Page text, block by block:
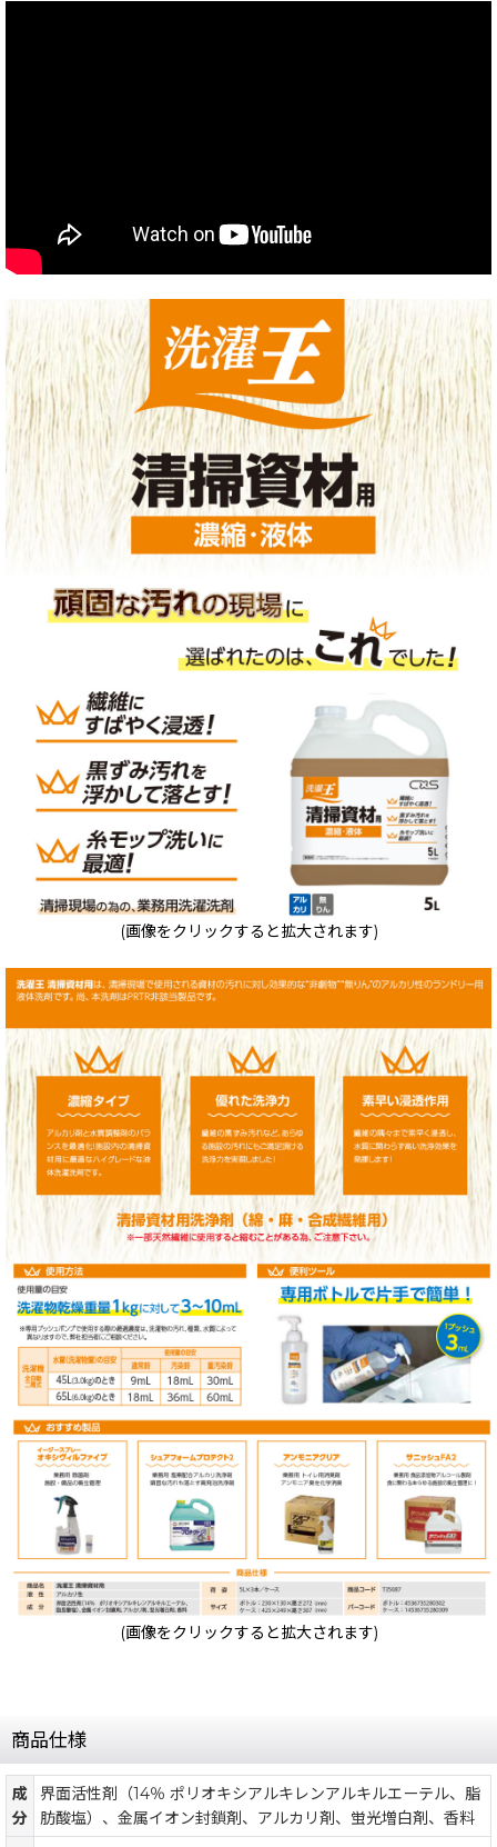
(画像をクリックすると拡大されます)
(画像をクリックすると拡大されます)
商品仕様
成
分
界面活性剤（14％ ポリオキシアルキレンアルキルエーテル、脂
肪酸塩）、金属イオン封鎖剤、アルカリ剤、蛍光増白剤、香料